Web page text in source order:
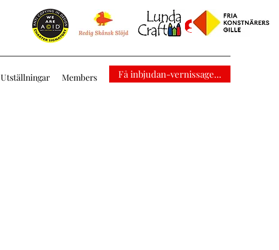
Logga in
Utställningar Members Få inbjudan-vernissage...